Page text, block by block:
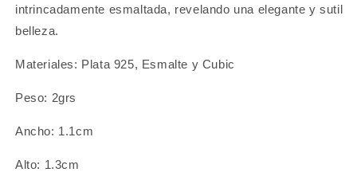
intrincadamente esmaltada, revelando una elegante y sutil
belleza.
Materiales: Plata 925, Esmalte y Cubic
Peso: 2grs
Ancho: 1.1cm
Alto: 1.3cm